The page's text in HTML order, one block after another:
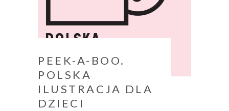
PEEK-A-BOO.
POLSKA
ILUSTRACJA DLA
DZIECI